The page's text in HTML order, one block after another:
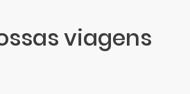
viagens